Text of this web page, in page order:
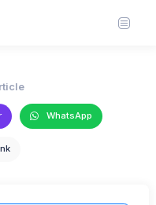
a-credit-card-and-a-cell-phone-
WhatsApp